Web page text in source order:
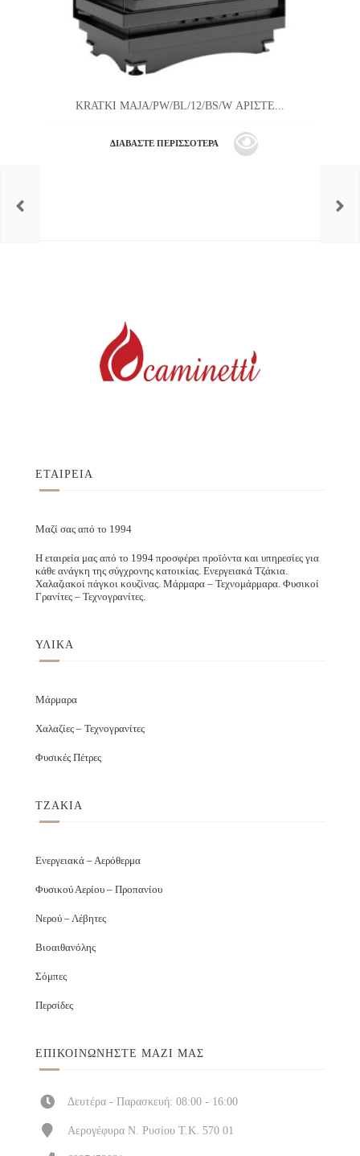
KRATKI MAJA/PW/BL/12/BS/W ΑΡΙΣΤΕ...
ΔΙΑΒΆΣΤΕ ΠΕΡΙΣΣΌΤΕΡΑ
ΕΤΑΙΡΕΙΑ
Μαζί σας από το 1994
Η εταιρεία μας από το 1994 προσφέρει προϊόντα και υπηρεσίες για
κάθε ανάγκη της σύγχρονης κατοικίας. Ενεργειακά Τζάκια.
Χαλαζιακοί πάγκοι κουζίνας. Μάρμαρα – Τεχνομάρμαρα. Φυσικοί
Γρανίτες – Τεχνογρανίτες.
ΥΛΙΚΑ
Μάρμαρα
Χαλαζίες – Τεχνογρανίτες
Φυσικές Πέτρες
ΤΖΑΚΙΑ
Ενεργειακά – Αερόθερμα
Φυσικού Αερίου – Προπανίου
Νερού – Λέβητες
Βιοαιθανόλης
Σόμπες
Περσίδες
ΕΠΙΚΟΙΝΩΝΉΣΤΕ ΜΑΖΊ ΜΑΣ
Δευτέρα - Παρασκευή: 08:00 - 16:00
Αερογέφυρα Ν. Ρυσίου Τ.Κ. 570 01